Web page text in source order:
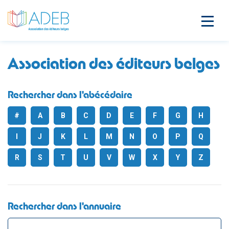
Association des éditeurs belges
Rechercher dans l'abécédaire
# A B C D E F G H
J K L M N O P Q
R S T U V W X Y Z
Rechercher dans l'annuaire